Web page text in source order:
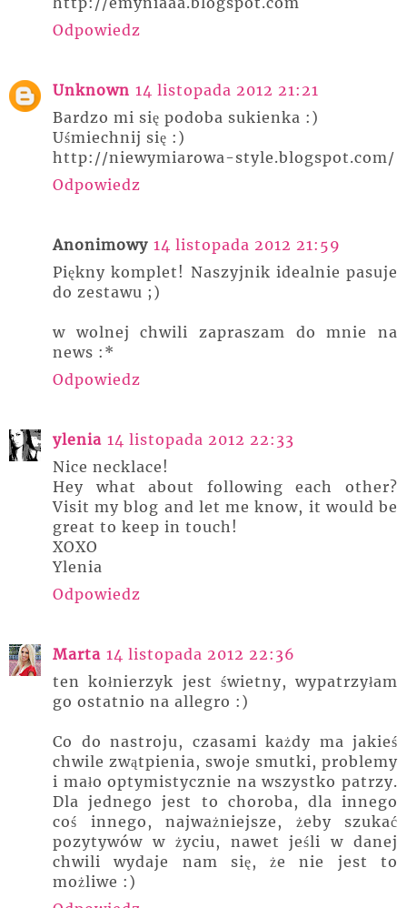
Odpowiedz
Unknown 14 listopada 2012 21:21
Bardzo mi się podoba sukienka :)
Uśmiechnij się :)
http://niewymiarowa-style.blogspot.com/
Odpowiedz
Anonimowy 14 listopada 2012 21:59
Piękny komplet! Naszyjnik idealnie pasuje
do zestawu ;)
w wolnej chwili zapraszam do mnie na
news :*
Odpowiedz
ylenia 14 listopada 2012 22:33
Nice necklace!
Hey what about following each other?
Visit my blog and let me know, it would be
great to keep in touch!
XOXO
Ylenia
Odpowiedz
Marta 14 listopada 2012 22:36
ten kołnierzyk jest świetny, wypatrzyłam
go ostatnio na allegro :)
Co do nastroju, czasami każdy ma jakieś
chwile zwątpienia, swoje smutki, problemy
i mało optymistycznie na wszystko patrzy.
Dla jednego jest to choroba, dla innego
coś innego, najważniejsze, żeby szukać
pozytywów w życiu, nawet jeśli w danej
chwili wydaje nam się, że nie jest to
możliwe :)